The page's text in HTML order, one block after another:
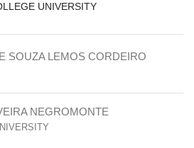
UNIVERSITY
SOUZA LEMOS CORDEIRO
NEGROMONTE